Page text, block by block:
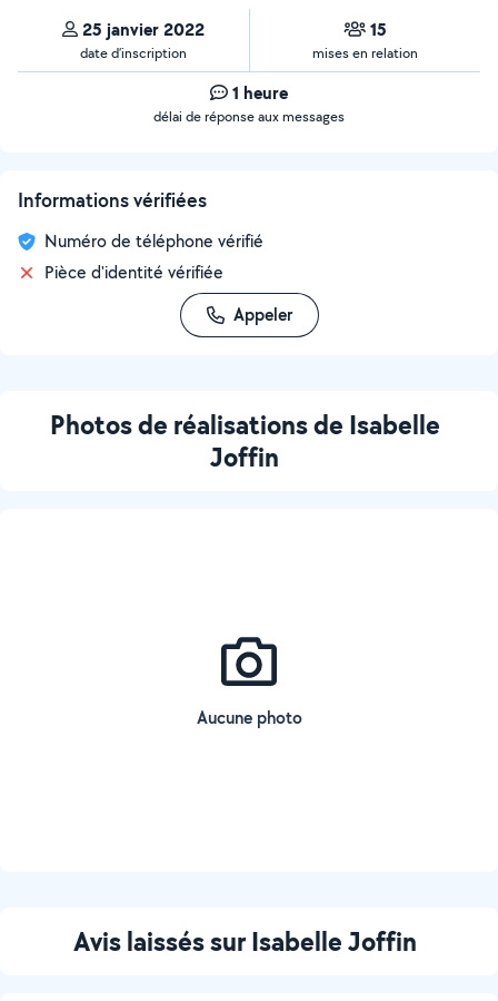
25 janvier 2022
date d’inscription
15
mises en relation
1 heure
délai de réponse aux messages
Informations vérifiées
Numéro de téléphone vérifié
Pièce d'identité vérifiée
Appeler
Photos de réalisations de Isabelle
Joffin
Aucune photo
Avis laissés sur Isabelle Joffin